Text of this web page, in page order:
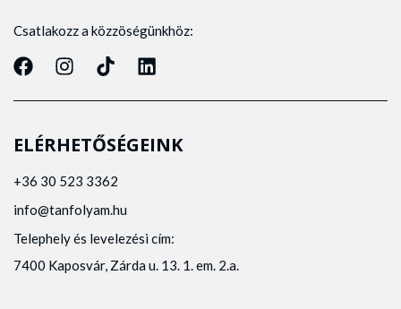
Csatlakozz a közzöségünkhöz:
ELÉRHETŐSÉGEINK
+36 30 523 3362
info@tanfolyam.hu
Telephely és levelezési cím:
7400 Kaposvár, Zárda u. 13. 1. em. 2.a.